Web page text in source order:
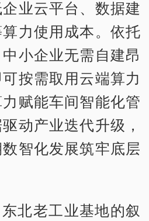
业云平台、数据建
力使用成本。依托
小企业无需自建昂
按需取用云端算力
赋能车间智能化管
动产业迭代升级，
智化发展筑牢底层
北老工业基地的叙